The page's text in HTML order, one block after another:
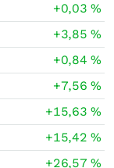
+0,03%
+3,85%
+0,84%
+7,56%
+15,63%
+15,42%
+26,57%